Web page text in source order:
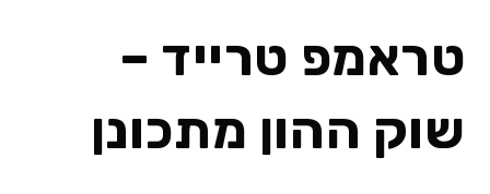
טראמפ טרייד –
שוק ההון מתכונן